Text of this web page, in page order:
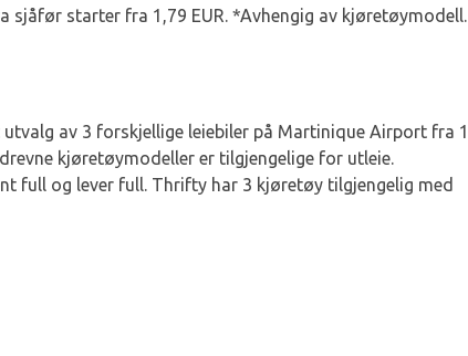
sjåfør starter fra 1,79 EUR. *Avhengig av kjøretøymodell.
av 3 forskjellige leiebiler på Martinique Airport fra 1
kjøretøymodeller er tilgjengelige for utleie.
full og lever full. Thrifty har 3 kjøretøy tilgjengelig med